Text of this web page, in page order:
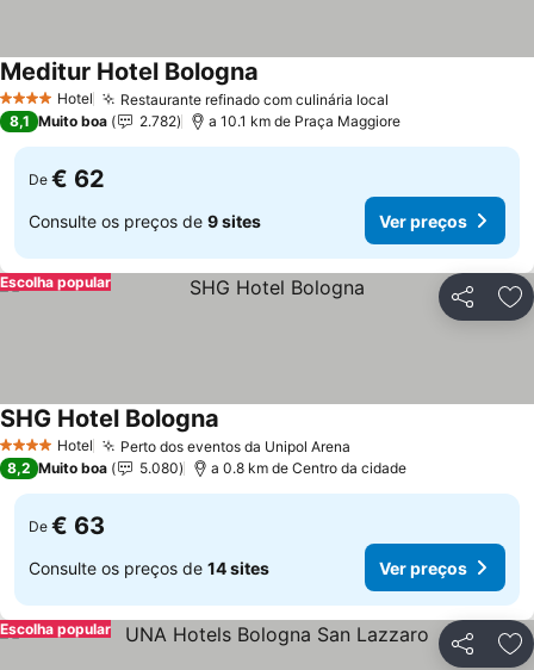
4 EstrelasHotel Restaurante refinado com culinária local
Meditur Hotel Bologna
8,1 Muito boa 2.782 a 10.1 km de Praça Maggiore
De € 62
Consulte os preços de 9 sites Ver preços
Partilhar
Escolha popular
4 EstrelasHotel Perto dos eventos da Unipol Arena
SHG Hotel Bologna
8,2 Muito boa 5.080 a 0.8 km de Centro da cidade
De € 63
Consulte os preços de 14 sites Ver preços
Partilhar
Escolha popular